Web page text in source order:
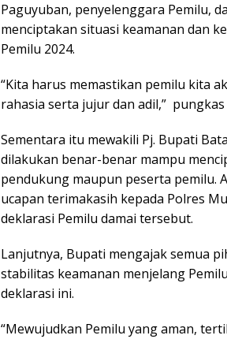
Paguyuban, penyelenggara Pemilu,
menciptakan situasi keamanan dan
Pemilu 2024.
“Kita harus memastikan pemilu kita
rahasia serta jujur dan adil,” pungkas
Sementara itu mewakili Pj. Bupati
dilakukan benar-benar mampu
pendukung maupun peserta pemilu.
ucapan terimakasih kepada Polres
deklarasi Pemilu damai tersebut.
Lanjutnya, Bupati mengajak semua
stabilitas keamanan menjelang
deklarasi ini.
“Mewujudkan Pemilu yang aman,